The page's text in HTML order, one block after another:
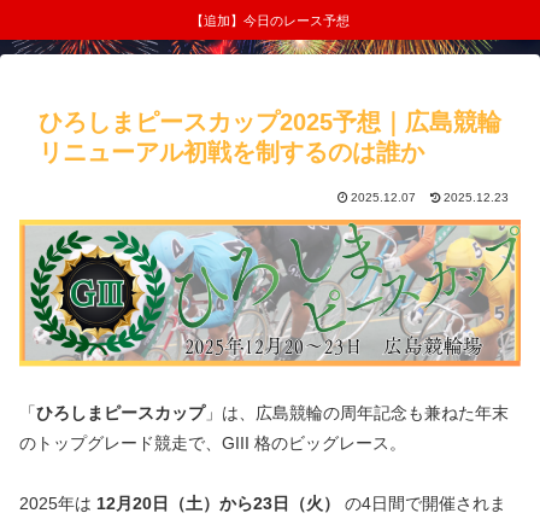
【追加】今日のレース予想
ひろしまピースカップ2025予想｜広島競輪
リニューアル初戦を制するのは誰か
2025.12.07 2025.12.23
「ひろしまピースカップ」は、広島競輪の周年記念も兼ねた年末
のトップグレード競走で、GIII 格のビッグレース。
2025年は 12月20日（土）から23日（火）
の4日間で開催されま